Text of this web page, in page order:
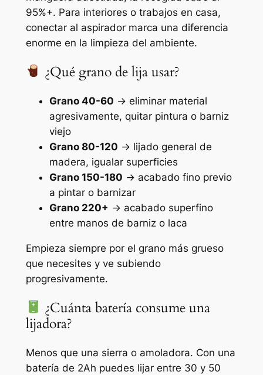
95%+. Para interiores o trabajos en casa,
conectar al aspirador marca una diferencia
enorme en la limpieza del ambiente.
¿Qué grano de lija usar?
Grano 40-60 → eliminar material
agresivamente, quitar pintura o barniz
viejo
Grano 80-120 → lijado general de
madera, igualar superficies
Grano 150-180 → acabado fino previo
a pintar o barnizar
Grano 220+ → acabado superfino
entre manos de barniz o laca
Empieza siempre por el grano más grueso
que necesites y ve subiendo
progresivamente.
¿Cuánta batería consume una
lijadora?
Menos que una sierra o amoladora. Con una
batería de 2Ah puedes lijar entre 30 y 50